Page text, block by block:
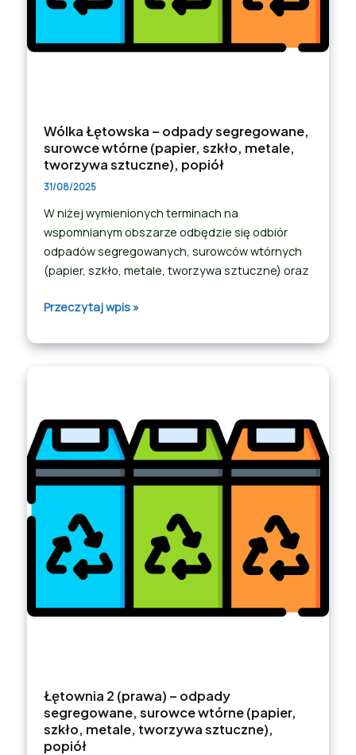
Wólka Łętowska – odpady segregowane,
surowce wtórne (papier, szkło, metale,
tworzywa sztuczne), popiół
31/08/2025
W niżej wymienionych terminach na
wspomnianym obszarze odbędzie się odbiór
odpadów segregowanych, surowców wtórnych
(papier, szkło, metale, tworzywa sztuczne) oraz
Przeczytaj wpis »
Łętownia 2 (prawa) – odpady
segregowane, surowce wtórne (papier,
szkło, metale, tworzywa sztuczne),
popiół